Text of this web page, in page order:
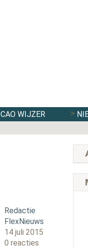
CAO WIJZER
Redactie
FlexNieuws
14 juli 2015
0 reacties